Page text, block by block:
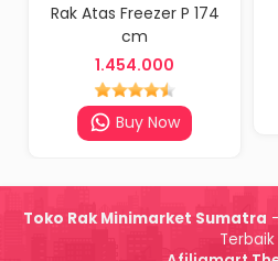
Rak Atas Freezer P 174
cm
1.454.000
Buy Now
Toko Rak Minimarket Sumatra
Terbaik